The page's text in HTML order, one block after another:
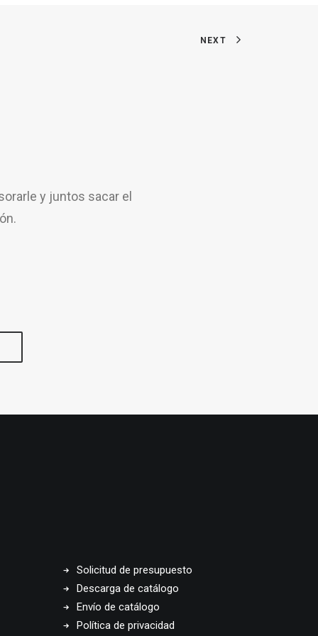
NEXT
y juntos sacar el
Solicitud de presupuesto
Descarga de catálogo
Envío de catálogo
Política de privacidad